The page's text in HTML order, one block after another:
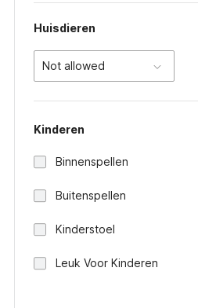
Huisdieren
Not allowed
Kinderen
Binnenspellen
Buitenspellen
Kinderstoel
Leuk Voor Kinderen